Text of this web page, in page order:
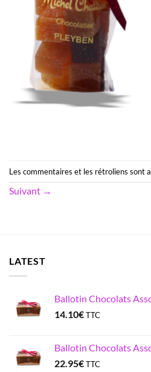
Les commentaires et les rétroliens sont
Suivant →
LATEST
Ballotin Chocolats
14.10€TTC
Ballotin Chocolats
22.95€TTC